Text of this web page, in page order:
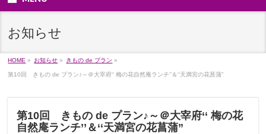
お知らせ
HOME » お知らせ » きもの de プラン »
第10回 きもの de プラン♪～＠大宰府‘‘ 梅の花自然庵ランチ’’＆‘‘天満宮の花菖蒲”
第10回 きもの de プラン♪～＠大宰府‘‘ 梅の花
自然庵ランチ’’＆‘‘天満宮の花菖蒲”